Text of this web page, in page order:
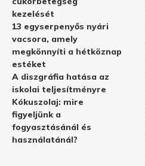
kezelését
13 egyserpenyős nyári
vacsora, amely
megkönnyíti a hétköznap
estéket
A diszgráfia hatása az
iskolai teljesítményre
Kókuszolaj: mire
figyeljünk a
fogyasztásánál és
használatánál?